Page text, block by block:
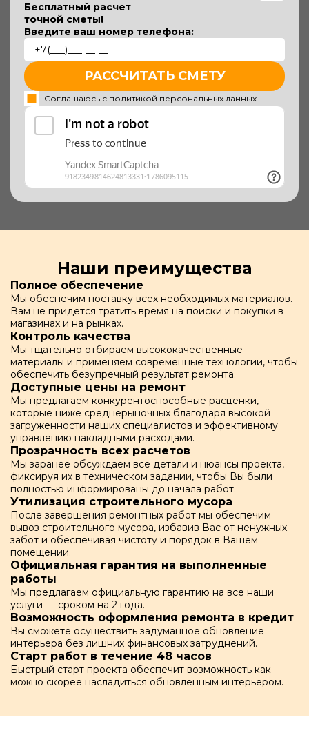
Бесплатный расчет
точной сметы!
Введите ваш номер телефона:
РАССЧИТАТЬ СМЕТУ
Соглашаюсь с политикой персональных данных
Наши преимущества
Полное обеспечение
Мы обеспечим поставку всех необходимых материалов.
Вам не придется тратить время на поиски и покупки в
магазинах и на рынках.
Контроль качества
Мы тщательно отбираем высококачественные
материалы и применяем современные технологии, чтобы
обеспечить безупречный результат ремонта.
Доступные цены на ремонт
Мы предлагаем конкурентоспособные расценки,
которые ниже среднерыночных благодаря высокой
загруженности наших специалистов и эффективному
управлению накладными расходами.
Прозрачность всех расчетов
Мы заранее обсуждаем все детали и нюансы проекта,
фиксируя их в техническом задании, чтобы Вы были
полностью информированы до начала работ.
Утилизация строительного мусора
После завершения ремонтных работ мы обеспечим
вывоз строительного мусора, избавив Вас от ненужных
забот и обеспечивая чистоту и порядок в Вашем
помещении.
Официальная гарантия на выполненные
работы
Мы предлагаем официальную гарантию на все наши
услуги — сроком на 2 года.
Возможность оформления ремонта в кредит
Вы сможете осуществить задуманное обновление
интерьера без лишних финансовых затруднений.
Старт работ в течение 48 часов
Быстрый старт проекта обеспечит возможность как
можно скорее насладиться обновленным интерьером.